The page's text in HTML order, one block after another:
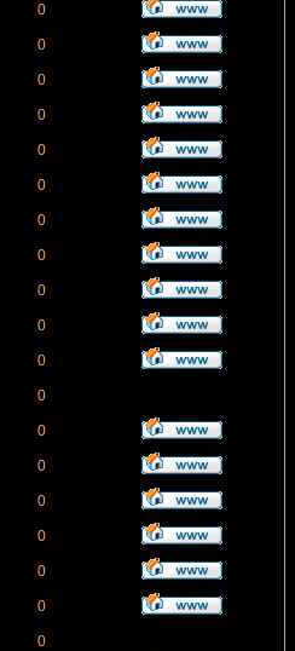
0
0
0
0
0
0
0
0
0
0
0
0
0
0
0
0
0
0
0